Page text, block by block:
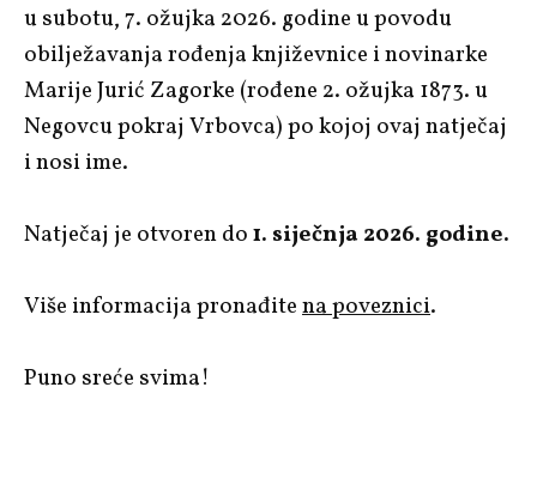
u subotu, 7. ožujka 2026. godine u povodu
obilježavanja rođenja književnice i novinarke
Marije Jurić Zagorke (rođene 2. ožujka 1873. u
Negovcu pokraj Vrbovca) po kojoj ovaj natječaj
i nosi ime.
Natječaj je otvoren do1. siječnja 2026. godine.
Više informacija pronađitena poveznici.
Puno sreće svima!